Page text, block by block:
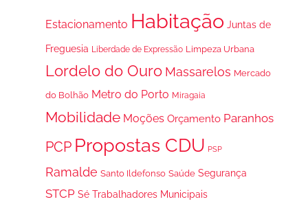
Estacionamento Habitação Juntas de
Freguesia Liberdade de Expressão Limpeza Urbana
Lordelo do Ouro Massarelos Mercado
do Bolhão Metro do Porto Miragaia
Mobilidade Moções Orçamento Paranhos
PCP Propostas CDU PSP
Ramalde Santo Ildefonso Saúde Segurança
STCP Sé Trabalhadores Municipais